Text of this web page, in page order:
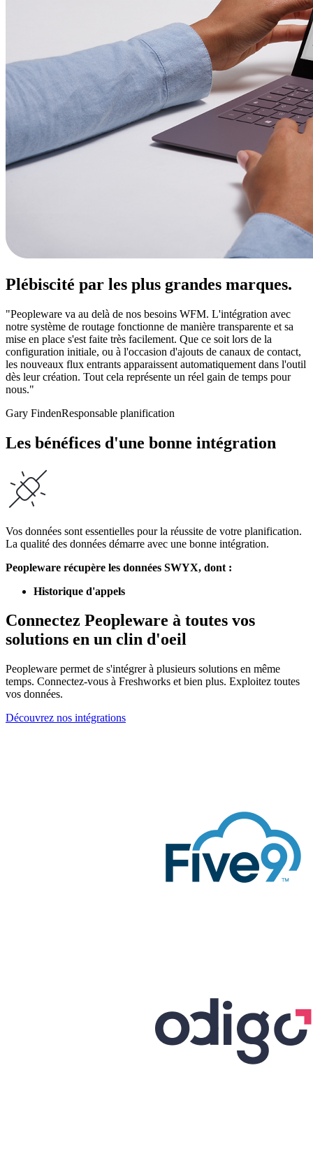
Plébiscité par les plus grandes marques.
"Peopleware va au delà de nos besoins WFM. L'intégration avec
notre système de routage fonctionne de manière transparente et sa
mise en place s'est faite très facilement. Que ce soit lors de la
configuration initiale, ou à l'occasion d'ajouts de canaux de contact,
les nouveaux flux entrants apparaissent automatiquement dans l'outil
dès leur création. Tout cela représente un réel gain de temps pour
nous."
Gary FindenResponsable planification
Les bénéfices d'une bonne intégration
Vos données sont essentielles pour la réussite de votre planification.
La qualité des données démarre avec une bonne intégration.
Peopleware récupère les données SWYX, dont :
Historique d'appels
Connectez Peopleware à toutes vos
solutions en un clin d'oeil
Peopleware permet de s'intégrer à plusieurs solutions en même
temps. Connectez-vous à Freshworks et bien plus. Exploitez toutes
vos données.
Découvrez nos intégrations